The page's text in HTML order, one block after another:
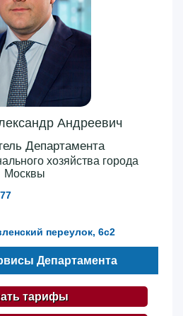
Андреевич
Департамента
хозяйства города
Москвы
переулок, 6с2
Департамента
тарифы